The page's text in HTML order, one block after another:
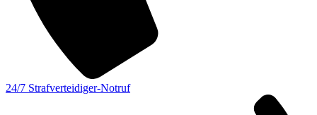
24/7 Strafverteidiger-Notruf